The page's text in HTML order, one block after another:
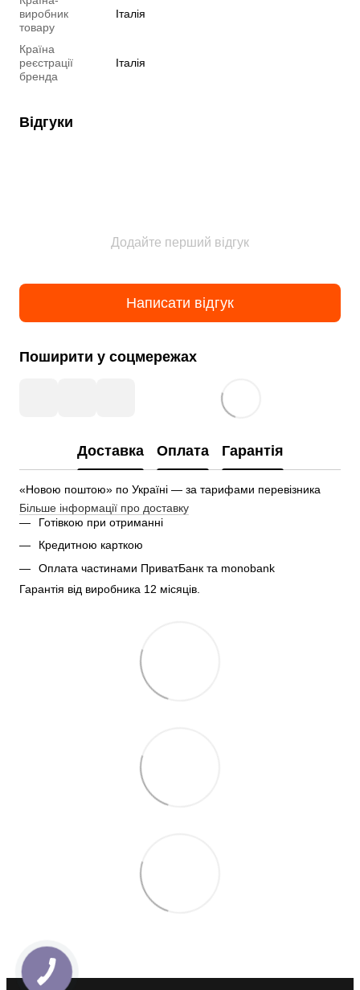
виробник
товару
Італія
Країна
реєстрації
бренда
Італія
Відгуки
Додайте перший відгук
Написати відгук
Поширити у соцмережах
Доставка Оплата Гарантія
«Новою поштою» по Україні — за тарифами перевізника
Більше інформації про доставку
Готівкою при отриманні
Кредитною карткою
Оплата частинами ПриватБанк та monobank
Гарантія від виробника 12 місяців.